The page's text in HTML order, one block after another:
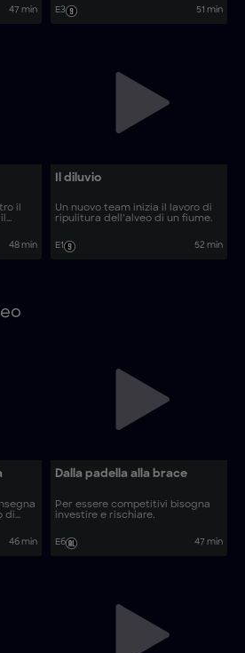
47 min E3 51 min
il
48 min
Il diluvio
Un nuovo team inizia il lavoro di
ripulitura dell’alveo di un fiume.
E1 52 min
di
46 min
Dalla padella alla brace
Per essere competitivi bisogna
investire e rischiare.
E6 47 min